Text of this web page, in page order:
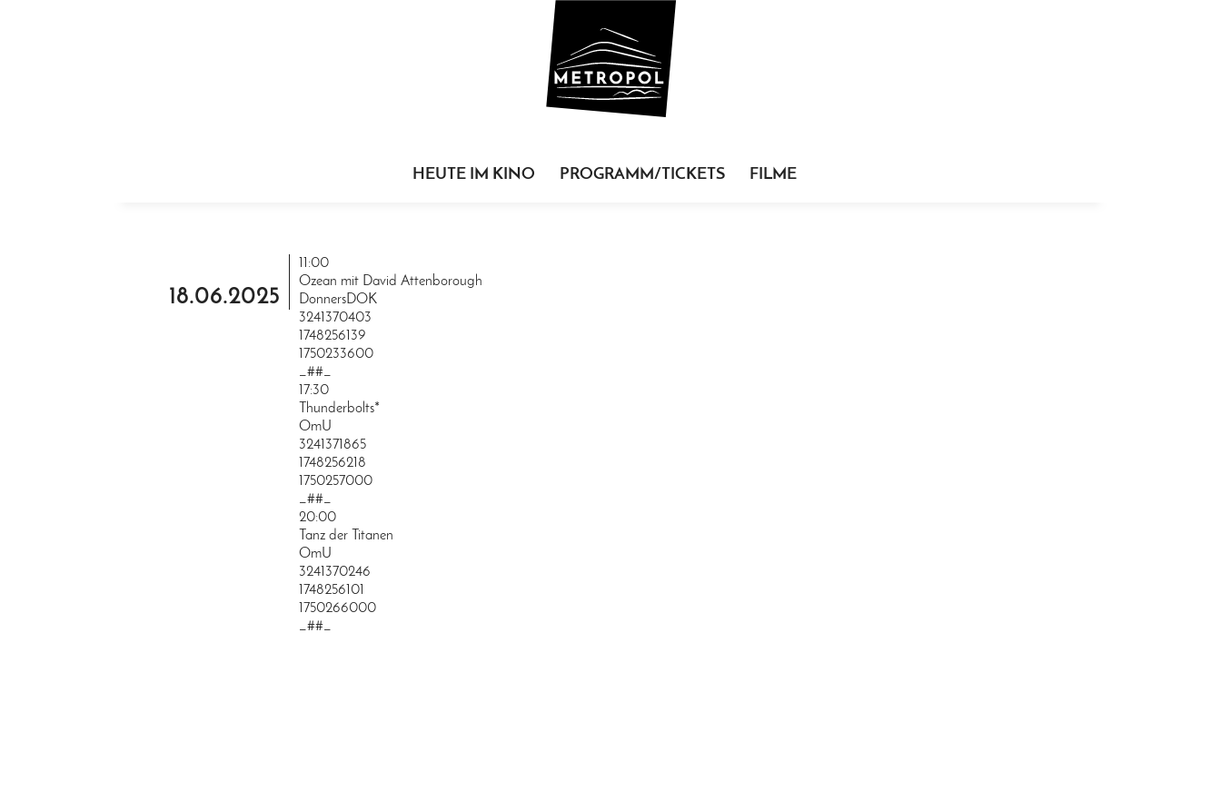
HEUTE IM KINO PROGRAMM/TICKETS FILME
18.06.2025
11:00
Ozean mit David Attenborough
DonnersDOK
3241370403
1748256139
1750233600
_##_
17:30
Thunderbolts*
OmU
3241371865
1748256218
1750257000
_##_
20:00
Tanz der Titanen
OmU
3241370246
1748256101
1750266000
_##_